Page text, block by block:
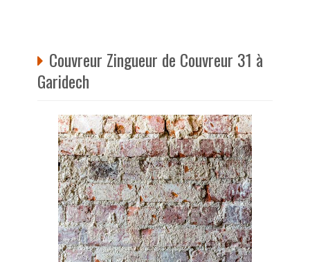
Couvreur Zingueur de Couvreur 31 à
Garidech